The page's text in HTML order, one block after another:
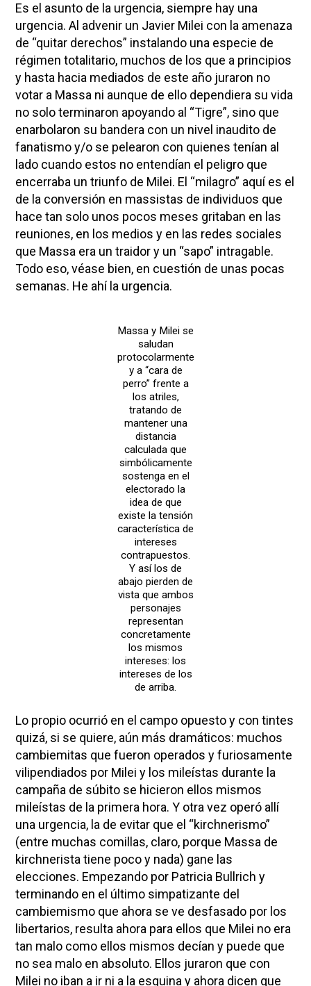
Es el asunto de la urgencia, siempre hay una
urgencia. Al advenir un Javier Milei con la amenaza
de “quitar derechos” instalando una especie de
régimen totalitario, muchos de los que a principios
y hasta hacia mediados de este año juraron no
votar a Massa ni aunque de ello dependiera su vida
no solo terminaron apoyando al “Tigre”, sino que
enarbolaron su bandera con un nivel inaudito de
fanatismo y/o se pelearon con quienes tenían al
lado cuando estos no entendían el peligro que
encerraba un triunfo de Milei. El “milagro” aquí es el
de la conversión en massistas de individuos que
hace tan solo unos pocos meses gritaban en las
reuniones, en los medios y en las redes sociales
que Massa era un traidor y un “sapo” intragable.
Todo eso, véase bien, en cuestión de unas pocas
semanas. He ahí la urgencia.
Massa y Milei se
saludan
protocolarmente
y a “cara de
perro” frente a
los atriles,
tratando de
mantener una
distancia
calculada que
simbólicamente
sostenga en el
electorado la
idea de que
existe la tensión
característica de
intereses
contrapuestos.
Y así los de
abajo pierden de
vista que ambos
personajes
representan
concretamente
los mismos
intereses: los
intereses de los
de arriba.
Lo propio ocurrió en el campo opuesto y con tintes
quizá, si se quiere, aún más dramáticos: muchos
cambiemitas que fueron operados y furiosamente
vilipendiados por Milei y los mileístas durante la
campaña de súbito se hicieron ellos mismos
mileístas de la primera hora. Y otra vez operó allí
una urgencia, la de evitar que el “kirchnerismo”
(entre muchas comillas, claro, porque Massa de
kirchnerista tiene poco y nada) gane las
elecciones. Empezando por Patricia Bullrich y
terminando en el último simpatizante del
cambiemismo que ahora se ve desfasado por los
libertarios, resulta ahora para ellos que Milei no era
tan malo como ellos mismos decían y puede que
no sea malo en absoluto. Ellos juraron que con
Milei no iban a ir ni a la esquina y ahora dicen que